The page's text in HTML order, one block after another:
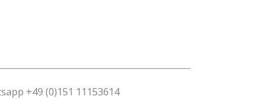
+49 (0)151 11153614